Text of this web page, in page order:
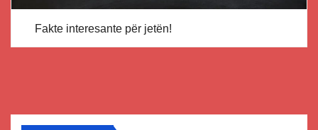
Fakte interesante për jetën!